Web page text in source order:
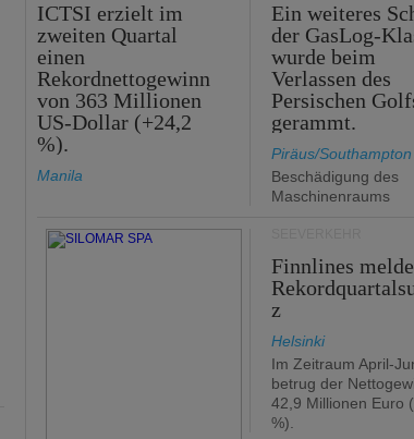
ICTSI erzielt im
zweiten Quartal
einen
Rekordnettogewinn
von 363 Millionen
US-Dollar (+24,2
%).
Manila
Ein weiteres
der GasLog-
wurde beim
Verlassen des
Persischen
gerammt.
Piräus/Southampton
Beschädigung des
Maschinenraums
Finnlines
z
Helsinki
Im Zeitraum April-
betrug der
42,9 Millionen Euro
%).